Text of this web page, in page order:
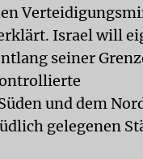
Israel will
seiner
und dem
gelegenen